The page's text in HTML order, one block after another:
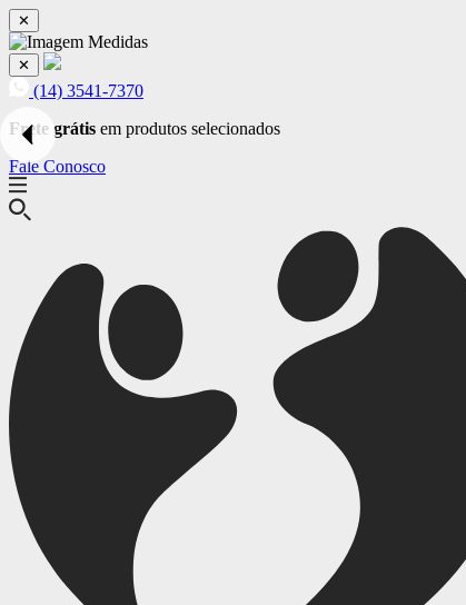
✕
✕
(14) 3541-7370
Frete grátis em produtos selecionados
Fale Conosco